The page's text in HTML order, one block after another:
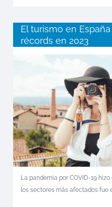
El turismo en
récords en 2023
La pandemia por COVID-19
los sectores más afectados fue